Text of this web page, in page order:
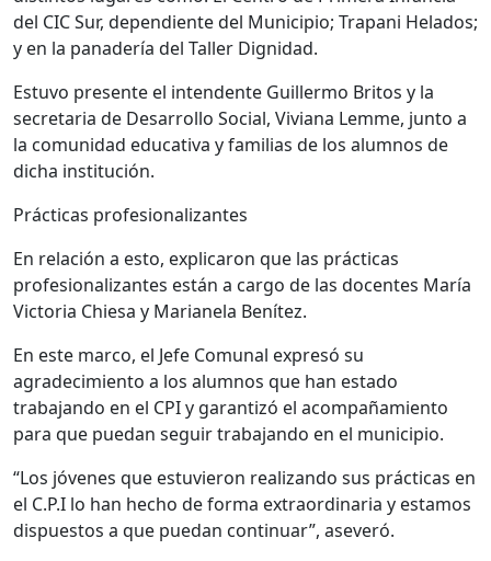
del CIC Sur, dependiente del Municipio; Trapani Helados;
y en la panadería del Taller Dignidad.
Estuvo presente el intendente Guillermo Britos y la
secretaria de Desarrollo Social, Viviana Lemme, junto a
la comunidad educativa y familias de los alumnos de
dicha institución.
Prácticas profesionalizantes
En relación a esto, explicaron que las prácticas
profesionalizantes están a cargo de las docentes María
Victoria Chiesa y Marianela Benítez.
En este marco, el Jefe Comunal expresó su
agradecimiento a los alumnos que han estado
trabajando en el CPI y garantizó el acompañamiento
para que puedan seguir trabajando en el municipio.
“Los jóvenes que estuvieron realizando sus prácticas en
el C.P.I lo han hecho de forma extraordinaria y estamos
dispuestos a que puedan continuar”, aseveró.